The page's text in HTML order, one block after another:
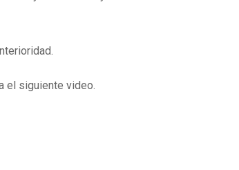
el siguiente video.